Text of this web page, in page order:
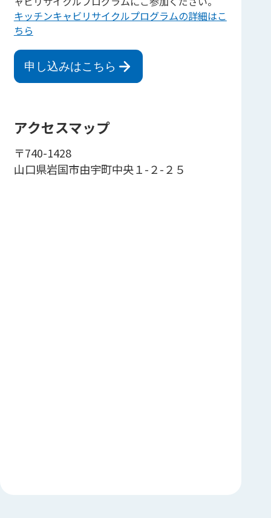
キッチンキャビリサイクルプログラムの詳細はこ
ちら
申し込みはこちら
アクセスマップ
〒740-1428
山口県岩国市由宇町中央１-２-２５